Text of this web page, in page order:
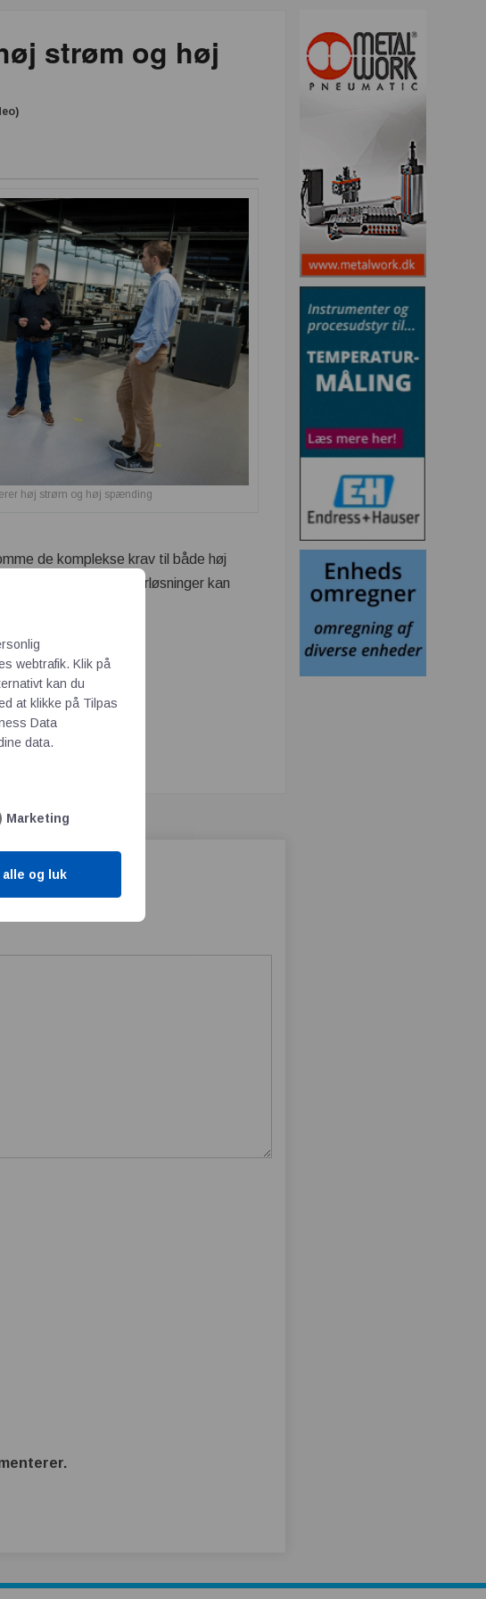
strøm og høj
høj strøm og høj spænding
de komplekse krav til både høj
modulære konnektorløsninger kan
webtrafik. Klik på
kan du
at klikke på Tilpas
Data
data.
Marketing
og luk